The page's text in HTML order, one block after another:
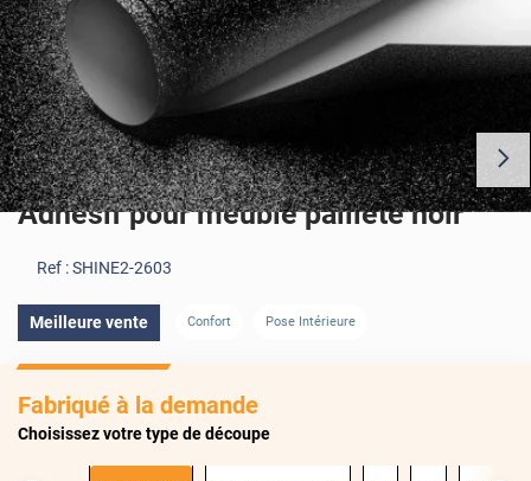
Adhésif pour meuble pailleté noir
Ref :SHINE2-2603
Meilleure vente Confort Pose Intérieure
Fabriqué à la demande
Choisissez votre type de découpe